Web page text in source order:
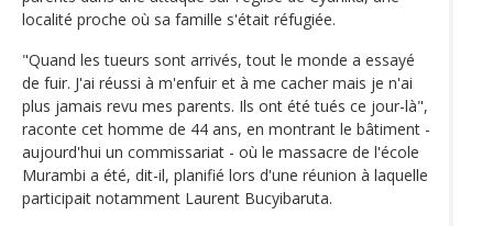
localité proche où sa famille s'était réfugiée.
"Quand les tueurs sont arrivés, tout le monde a essayé
de fuir. J'ai réussi à m'enfuir et à me cacher mais je n'ai
plus jamais revu mes parents. Ils ont été tués ce jour-là",
raconte cet homme de 44 ans, en montrant le bâtiment -
aujourd'hui un commissariat - où le massacre de l'école
Murambi a été, dit-il, planifié lors d'une réunion à laquelle
participait notamment Laurent Bucyibaruta.